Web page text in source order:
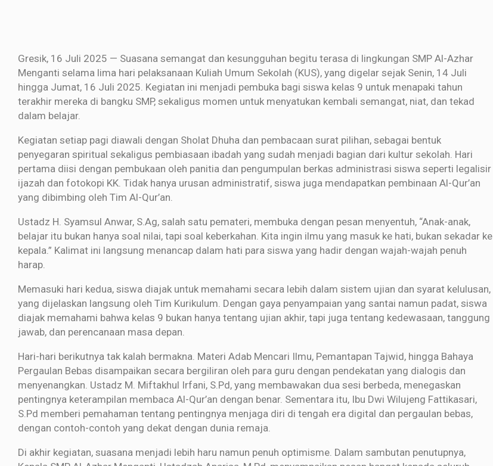
Gresik, 16 Juli 2025 — Suasana semangat dan kesungguhan begitu terasa di lingkungan SMP Al-Azhar
Menganti selama lima hari pelaksanaan Kuliah Umum Sekolah (KUS), yang digelar sejak Senin, 14 Juli
hingga Jumat, 16 Juli 2025. Kegiatan ini menjadi pembuka bagi siswa kelas 9 untuk menapaki tahun
terakhir mereka di bangku SMP, sekaligus momen untuk menyatukan kembali semangat, niat, dan tekad
dalam belajar.
Kegiatan setiap pagi diawali dengan Sholat Dhuha dan pembacaan surat pilihan, sebagai bentuk
penyegaran spiritual sekaligus pembiasaan ibadah yang sudah menjadi bagian dari kultur sekolah. Hari
pertama diisi dengan pembukaan oleh panitia dan pengumpulan berkas administrasi siswa seperti legalisir
ijazah dan fotokopi KK. Tidak hanya urusan administratif, siswa juga mendapatkan pembinaan Al-Qur’an
yang dibimbing oleh Tim Al-Qur’an.
Ustadz H. Syamsul Anwar, S.Ag, salah satu pemateri, membuka dengan pesan menyentuh, “Anak-anak,
belajar itu bukan hanya soal nilai, tapi soal keberkahan. Kita ingin ilmu yang masuk ke hati, bukan sekadar ke
kepala.” Kalimat ini langsung menancap dalam hati para siswa yang hadir dengan wajah-wajah penuh
harap.
Memasuki hari kedua, siswa diajak untuk memahami secara lebih dalam sistem ujian dan syarat kelulusan,
yang dijelaskan langsung oleh Tim Kurikulum. Dengan gaya penyampaian yang santai namun padat, siswa
diajak memahami bahwa kelas 9 bukan hanya tentang ujian akhir, tapi juga tentang kedewasaan, tanggung
jawab, dan perencanaan masa depan.
Hari-hari berikutnya tak kalah bermakna. Materi Adab Mencari Ilmu, Pemantapan Tajwid, hingga Bahaya
Pergaulan Bebas disampaikan secara bergiliran oleh para guru dengan pendekatan yang dialogis dan
menyenangkan. Ustadz M. Miftakhul Irfani, S.Pd, yang membawakan dua sesi berbeda, menegaskan
pentingnya keterampilan membaca Al-Qur’an dengan benar. Sementara itu, Ibu Dwi Wilujeng Fattikasari,
S.Pd memberi pemahaman tentang pentingnya menjaga diri di tengah era digital dan pergaulan bebas,
dengan contoh-contoh yang dekat dengan dunia remaja.
Di akhir kegiatan, suasana menjadi lebih haru namun penuh optimisme. Dalam sambutan penutupnya,